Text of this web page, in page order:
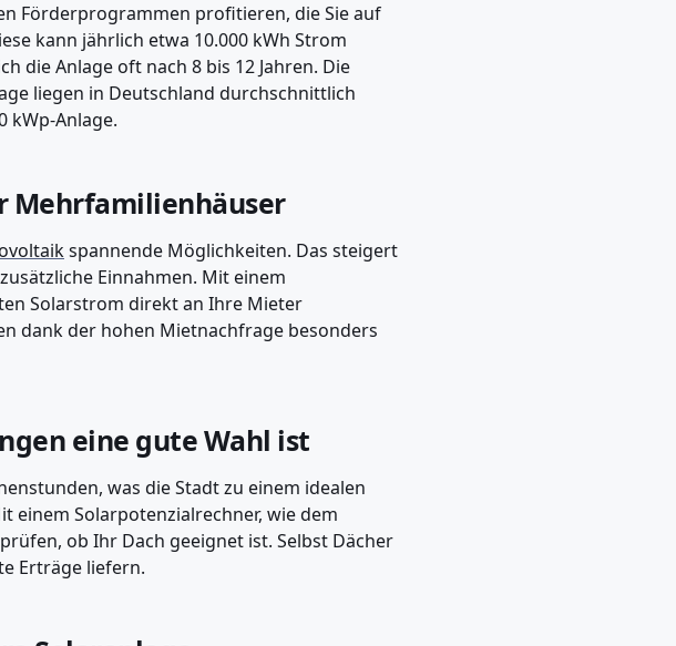
Förderprogrammen profitieren, die Sie auf
kann jährlich etwa 10.000 kWh Strom
die Anlage oft nach 8 bis 12 Jahren. Die
liegen in Deutschland durchschnittlich
kWp-Anlage.
Mehrfamilienhäuser
spannende Möglichkeiten. Das steigert
Einnahmen. Mit einem
Solarstrom direkt an Ihre Mieter
dank der hohen Mietnachfrage besonders
eine gute Wahl ist
was die Stadt zu einem idealen
einem Solarpotenzialrechner, wie dem
ob Ihr Dach geeignet ist. Selbst Dächer
Erträge liefern.